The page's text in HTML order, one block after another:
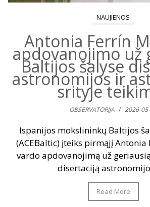
NAUJIENOS
Antonia Ferrín
apdovanojimo už
Baltijos šalyse
astronomijos ir
srityje
OBSERVATORIJA / 2026-
Ispanijos mokslininkų Baltijos
(ACEBaltic) įteiks pirmąjį
vardo apdovanojimą už
disertaciją
Read More